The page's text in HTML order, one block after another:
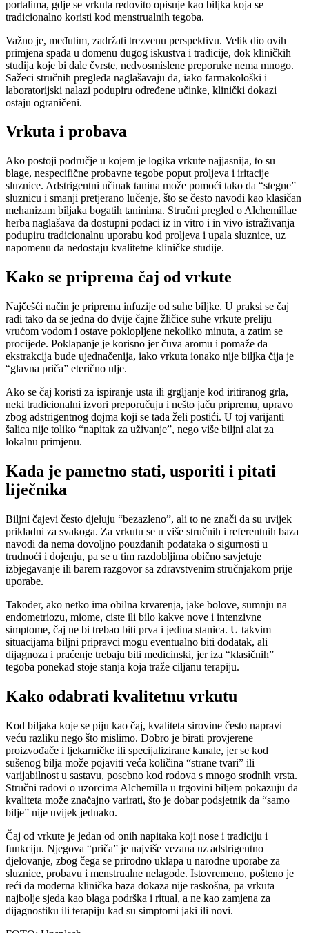
portalima, gdje se vrkuta redovito opisuje kao biljka koja se
tradicionalno koristi kod menstrualnih tegoba.
Važno je, međutim, zadržati trezvenu perspektivu. Velik dio ovih
primjena spada u domenu dugog iskustva i tradicije, dok kliničkih
studija koje bi dale čvrste, nedvosmislene preporuke nema mnogo.
Sažeci stručnih pregleda naglašavaju da, iako farmakološki i
laboratorijski nalazi podupiru određene učinke, klinički dokazi
ostaju ograničeni.
Vrkuta i probava
Ako postoji područje u kojem je logika vrkute najjasnija, to su
blage, nespecifične probavne tegobe poput proljeva i iritacije
sluznice. Adstrigentni učinak tanina može pomoći tako da “stegne”
sluznicu i smanji pretjerano lučenje, što se često navodi kao klasičan
mehanizam biljaka bogatih taninima. Stručni pregled o Alchemillae
herba naglašava da dostupni podaci iz in vitro i in vivo istraživanja
podupiru tradicionalnu uporabu kod proljeva i upala sluznice, uz
napomenu da nedostaju kvalitetne kliničke studije.
Kako se priprema čaj od vrkute
Najčešći način je priprema infuzije od suhe biljke. U praksi se čaj
radi tako da se jedna do dvije čajne žličice suhe vrkute preliju
vrućom vodom i ostave poklopljene nekoliko minuta, a zatim se
procijede. Poklapanje je korisno jer čuva aromu i pomaže da
ekstrakcija bude ujednačenija, iako vrkuta ionako nije biljka čija je
“glavna priča” eterično ulje.
Ako se čaj koristi za ispiranje usta ili grgljanje kod iritiranog grla,
neki tradicionalni izvori preporučuju i nešto jaču pripremu, upravo
zbog adstrigentnog dojma koji se tada želi postići. U toj varijanti
šalica nije toliko “napitak za uživanje”, nego više biljni alat za
lokalnu primjenu.
Kada je pametno stati, usporiti i pitati
liječnika
Biljni čajevi često djeluju “bezazleno”, ali to ne znači da su uvijek
prikladni za svakoga. Za vrkutu se u više stručnih i referentnih baza
navodi da nema dovoljno pouzdanih podataka o sigurnosti u
trudnoći i dojenju, pa se u tim razdobljima obično savjetuje
izbjegavanje ili barem razgovor sa zdravstvenim stručnjakom prije
uporabe.
Također, ako netko ima obilna krvarenja, jake bolove, sumnju na
endometriozu, miome, ciste ili bilo kakve nove i intenzivne
simptome, čaj ne bi trebao biti prva i jedina stanica. U takvim
situacijama biljni pripravci mogu eventualno biti dodatak, ali
dijagnoza i praćenje trebaju biti medicinski, jer iza “klasičnih”
tegoba ponekad stoje stanja koja traže ciljanu terapiju.
Kako odabrati kvalitetnu vrkutu
Kod biljaka koje se piju kao čaj, kvaliteta sirovine često napravi
veću razliku nego što mislimo. Dobro je birati provjerene
proizvođače i ljekarničke ili specijalizirane kanale, jer se kod
sušenog bilja može pojaviti veća količina “strane tvari” ili
varijabilnost u sastavu, posebno kod rodova s mnogo srodnih vrsta.
Stručni radovi o uzorcima Alchemilla u trgovini biljem pokazuju da
kvaliteta može značajno varirati, što je dobar podsjetnik da “samo
bilje” nije uvijek jednako.
Čaj od vrkute je jedan od onih napitaka koji nose i tradiciju i
funkciju. Njegova “priča” je najviše vezana uz adstrigentno
djelovanje, zbog čega se prirodno uklapa u narodne uporabe za
sluznice, probavu i menstrualne nelagode. Istovremeno, pošteno je
reći da moderna klinička baza dokaza nije raskošna, pa vrkuta
najbolje sjeda kao blaga podrška i ritual, a ne kao zamjena za
dijagnostiku ili terapiju kad su simptomi jaki ili novi.